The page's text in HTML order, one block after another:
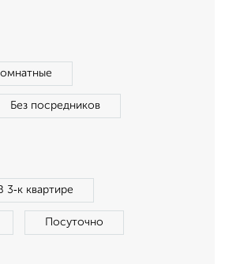
Без посредников
3‑к квартире
Посуточно